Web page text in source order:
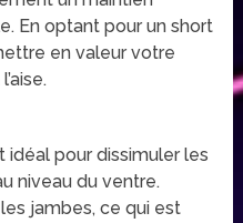
En optant pour un short
en valeur votre
idéal pour dissimuler les
niveau du ventre.
jambes, ce qui est